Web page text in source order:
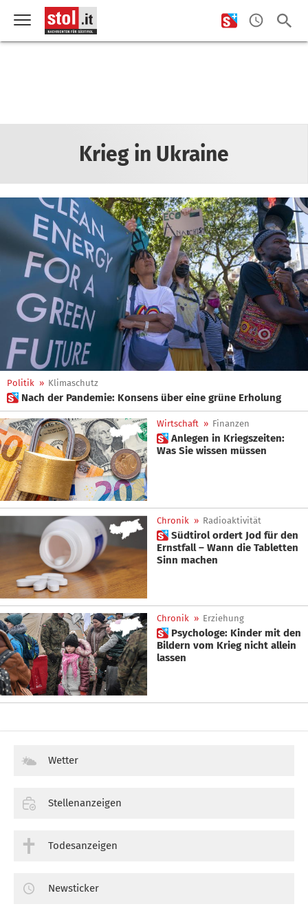
Krieg in Ukraine
Politik » Klimaschutz
 Nach der Pandemie: Konsens über eine grüne Erholung
Wirtschaft » Finanzen
 Anlegen in Kriegszeiten:
Was Sie wissen müssen
Chronik » Radioaktivität
 Südtirol ordert Jod für den
Ernstfall – Wann die Tabletten
Sinn machen
Chronik » Erziehung
 Psychologe: Kinder mit den
Bildern vom Krieg nicht allein
lassen
Wetter
Stellenanzeigen
Todesanzeigen
Newsticker